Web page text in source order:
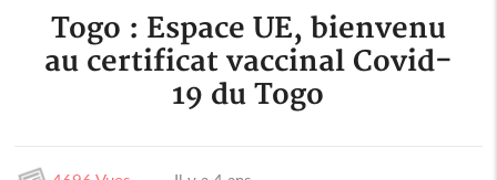
Togo : Espace UE, bienvenu
au certificat vaccinal Covid-
19 du Togo